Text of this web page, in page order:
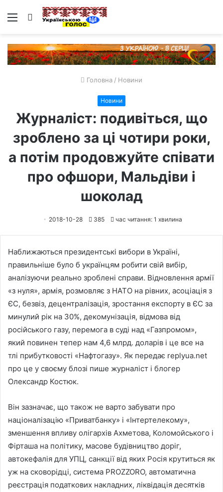
Меню Пошук
Головна / Новини
Новини
Журналіст: подивіться, що
зроблено за ці чотири роки,
а потім продовжуйте співати
про офшори, Мальдіви і
шоколад
2018-10-28 385 час читання: 1 хвилина
Наближаються президентські вибори в Україні,
правильніше було б українцям робити свій вибір,
аналізуючи реально зроблені справи. Відновлення армії
«з нуля», армія, розмовляє з НАТО на рівних, асоціація з
ЄС, безвіз, децентралізація, зростання експорту в ЄС за
минулий рік на 30%, декомунізація, відмова від
російського газу, перемога в суді над «Газпромом»,
який повинен тепер нам 4,6 млрд. доларів і це все на
тлі прибутковості «Нафтогазу». Як передає replyua.net
про це у своєму блозі пише журналіст і блогер
Олександр Костюк.
Він зазначає, що також не варто забувати про
націоналізацію «Приватбанку» і «Інтертелекому»,
зменшення впливу олігархів Ахметова, Коломойського і
Фірташа на політику, масове будівництво доріг,
автокефалія для УПЦ, санкції від яких Росія крутиться як
уж на сковорідці, система PROZZORO, автоматична
реєстрація податкових накладних, ліквідація десятків